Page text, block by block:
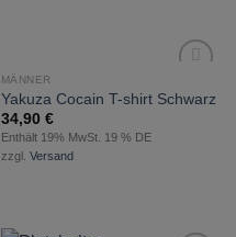
Wunschliste
MÄNNER
Yakuza Cocain T-shirt Schwarz
34,90 €
Enthält 19% MwSt. 19 % DE
zzgl. Versand